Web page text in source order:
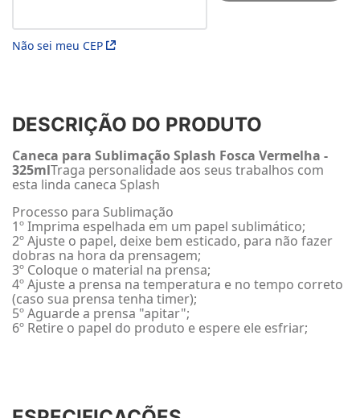
Não sei meu CEP
DESCRIÇÃO DO PRODUTO
Caneca para Sublimação Splash Fosca Vermelha -
325mlTraga personalidade aos seus trabalhos com
esta linda caneca Splash
Processo para Sublimação
1º Imprima espelhada em um papel sublimático;
2º Ajuste o papel, deixe bem esticado, para não fazer
dobras na hora da prensagem;
3º Coloque o material na prensa;
4º Ajuste a prensa na temperatura e no tempo correto
(caso sua prensa tenha timer);
5º Aguarde a prensa "apitar";
6º Retire o papel do produto e espere ele esfriar;